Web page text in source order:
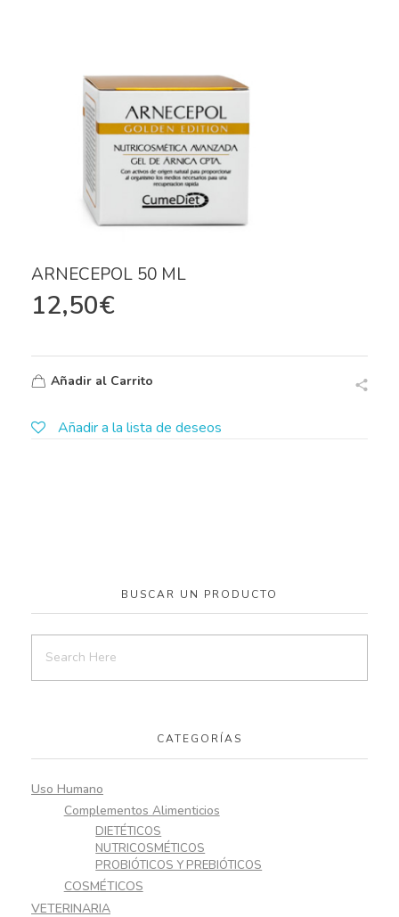
ARNECEPOL 50 ML
12,50€
Añadir al Carrito
Añadir a la lista de deseos
BUSCAR UN PRODUCTO
CATEGORÍAS
Uso Humano
Complementos Alimenticios
DIETÉTICOS
NUTRICOSMÉTICOS
PROBIÓTICOS Y PREBIÓTICOS
COSMÉTICOS
VETERINARIA